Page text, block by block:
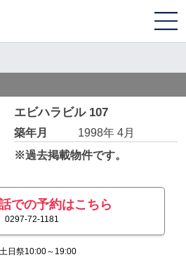
エビハラビル 107
築年月
1998年 4月
※過去掲載物件です。
での予約はこちら
0297-72-1181
日祭10:00～19:00